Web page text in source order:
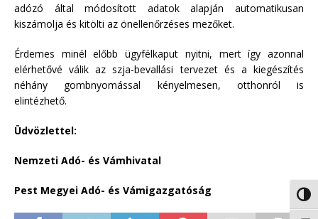
adózó által módosított adatok alapján automatikusan
kiszámolja és kitölti az önellenőrzéses mezőket.
Érdemes minél előbb ügyfélkaput nyitni, mert így azonnal
elérhetővé válik az szja-bevallási tervezet és a kiegészítés
néhány gombnyomással kényelmesen, otthonról is
elintézhető.
Üdvözlettel:
Nemzeti Adó- és Vámhivatal
Pest Megyei Adó- és Vámigazgatóság